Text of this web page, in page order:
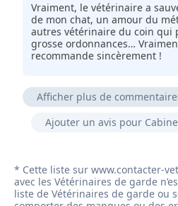
Vraiment, le vétérinaire a
de mon chat, un amour du
autres vétérinaire du coin qui
grosse ordonnances…
recommande sincèrement !
Afficher plus de
Et efficace à chaque fois que
le problème de votre animal
tas de médicaments inutiles.
Ajouter un avis pour